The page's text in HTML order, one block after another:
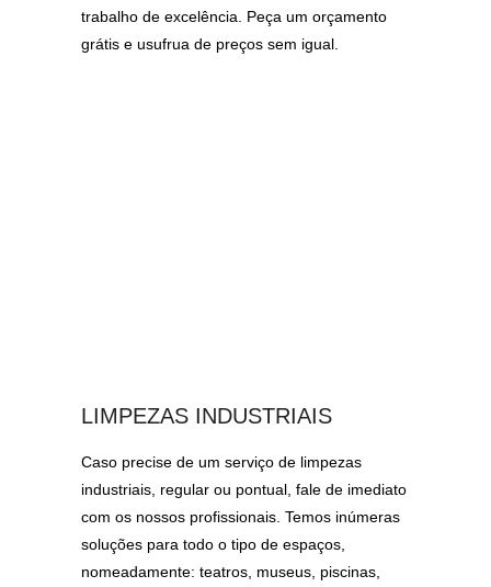
trabalho de excelência. Peça um orçamento
grátis e usufrua de preços sem igual.
LIMPEZAS INDUSTRIAIS
Caso precise de um serviço de limpezas
industriais, regular ou pontual, fale de imediato
com os nossos profissionais. Temos inúmeras
soluções para todo o tipo de espaços,
nomeadamente: teatros, museus, piscinas,